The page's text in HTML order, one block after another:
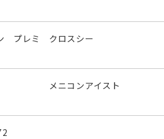
プレミ クロスシー
メニコンアイスト